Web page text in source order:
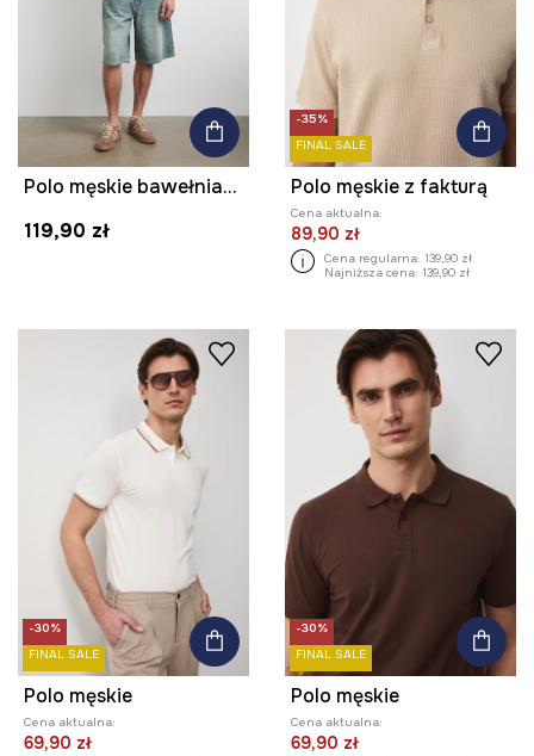
Polo męskie bawełniane z elastanem
119,90 zł
-35%
FINAL SALE
Polo męskie z fakturą
Cena aktualna:
89,90 zł
Cena regularna: 139,90 zł
Najniższa cena: 139,90 zł
-30%
FINAL SALE
Polo męskie
Cena aktualna:
69,90 zł
-30%
FINAL SALE
Polo męskie
Cena aktualna:
69,90 zł